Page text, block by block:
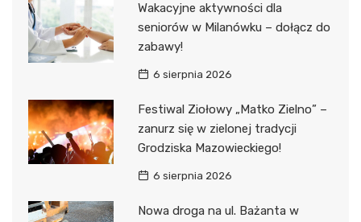
Wakacyjne aktywności dla
seniorów w Milanówku – dołącz do
zabawy!
6 sierpnia 2026
Festiwal Ziołowy „Matko Zielno” –
zanurz się w zielonej tradycji
Grodziska Mazowieckiego!
6 sierpnia 2026
Nowa droga na ul. Bażanta w